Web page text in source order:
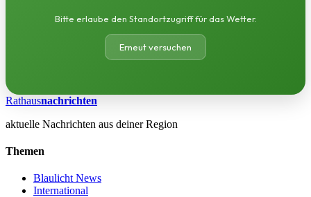
Bitte erlaube den Standortzugriff für das Wetter.
Erneut versuchen
Rathausnachrichten
aktuelle Nachrichten aus deiner Region
Themen
Blaulicht News
International